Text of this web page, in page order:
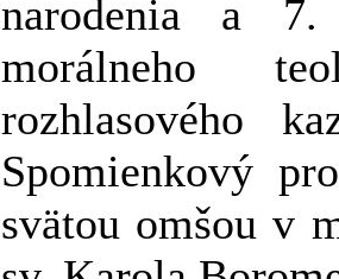
narodenia a
morálneho
rozhlasového
Spomienkový
svätou omšou v